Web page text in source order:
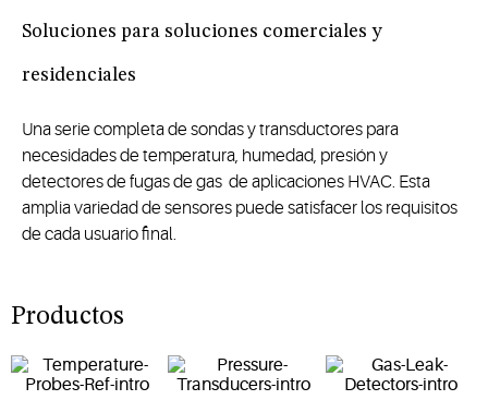
Soluciones para soluciones comerciales y
residenciales
Una serie completa de sondas y transductores para
necesidades de temperatura, humedad, presión y
detectores de fugas de gas de aplicaciones HVAC. Esta
amplia variedad de sensores puede satisfacer los requisitos
de cada usuario final.
Productos